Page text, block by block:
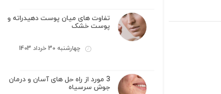
تفاوت های میان پوست دهیدراته و
پوست خشک
چهارشنبه 30 خرداد 1403
3 مورد از راه حل های آسان و درمان
جوش سرسیاه